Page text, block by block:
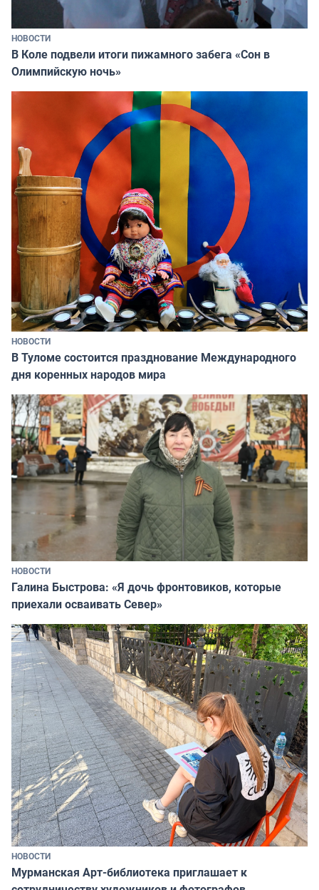
НОВОСТИ
В Коле подвели итоги пижамного забега «Сон в
Олимпийскую ночь»
НОВОСТИ
В Туломе состоится празднование Международного
дня коренных народов мира
НОВОСТИ
Галина Быстрова: «Я дочь фронтовиков, которые
приехали осваивать Север»
НОВОСТИ
Мурманская Арт-библиотека приглашает к